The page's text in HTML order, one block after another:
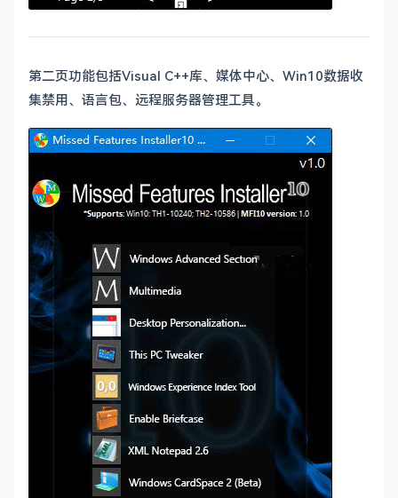
第二页功能包括Visual C++库、媒体中心、Win10数据收
集禁用、语言包、远程服务器管理工具。